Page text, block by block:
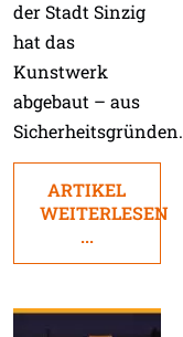
der Stadt Sinzig
hat das
Kunstwerk
abgebaut – aus
Sicherheitsgründen.
ARTIKEL
WEITERLESEN
...